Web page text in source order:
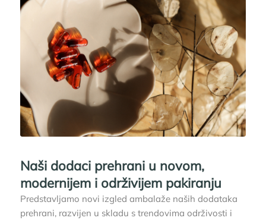
Naši dodaci prehrani u novom,
modernijem i održivijem pakiranju
Predstavljamo novi izgled ambalaže naših dodataka
prehrani, razvijen u skladu s trendovima održivosti i